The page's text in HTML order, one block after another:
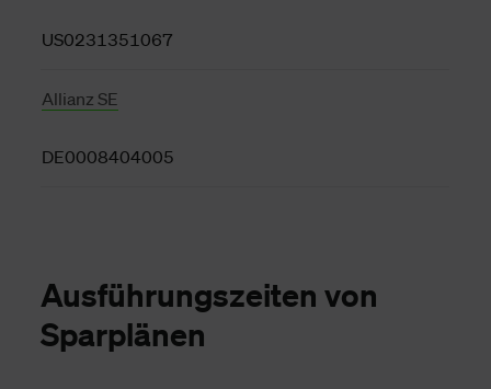
US0231351067
Allianz SE
DE0008404005
Ausführungszeiten von
Sparplänen